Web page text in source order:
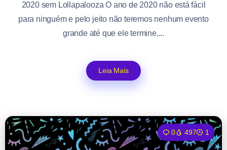
2020 sem Lollapalooza O ano de 2020 não está fácil
para ninguém e pelo jeito não teremos nenhum evento
grande até que ele termine,...
Leia Mais
0 497 1